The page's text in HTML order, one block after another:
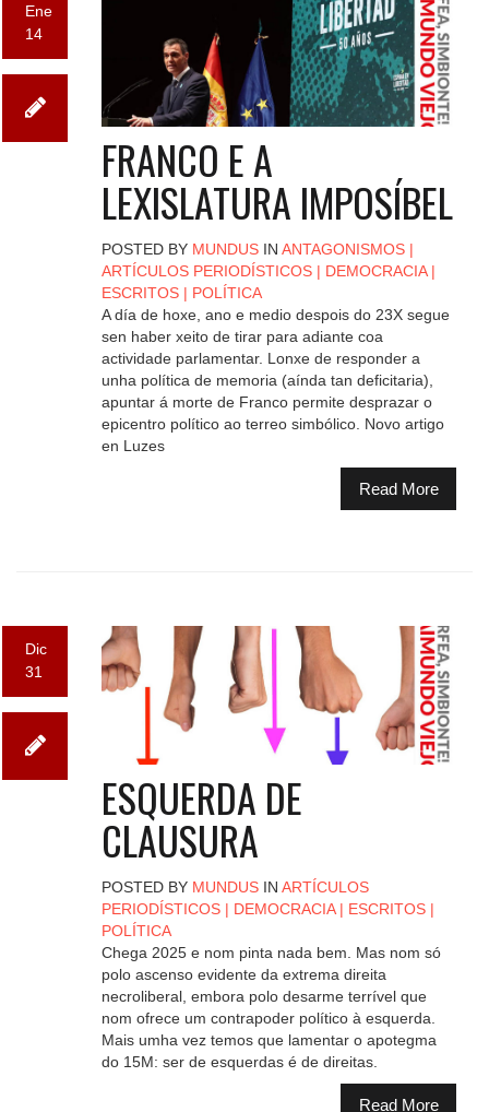
Ene
14
FRANCO E A
LEXISLATURA IMPOSÍBEL
POSTED BY MUNDUSIN ANTAGONISMOS|
ARTÍCULOS PERIODÍSTICOS| DEMOCRACIA|
ESCRITOS| POLÍTICA
A día de hoxe, ano e medio despois do 23X segue
sen haber xeito de tirar para adiante coa
actividade parlamentar. Lonxe de responder a
unha política de memoria (aínda tan deficitaria),
apuntar á morte de Franco permite desprazar o
epicentro político ao terreo simbólico. Novo artigo
en Luzes
Read More
Dic
31
ESQUERDA DE
CLAUSURA
POSTED BY MUNDUSIN ARTÍCULOS
PERIODÍSTICOS| DEMOCRACIA| ESCRITOS|
POLÍTICA
Chega 2025 e nom pinta nada bem. Mas nom só
polo ascenso evidente da extrema direita
necroliberal, embora polo desarme terrível que
nom ofrece um contrapoder político à esquerda.
Mais umha vez temos que lamentar o apotegma
do 15M: ser de esquerdas é de direitas.
Read More